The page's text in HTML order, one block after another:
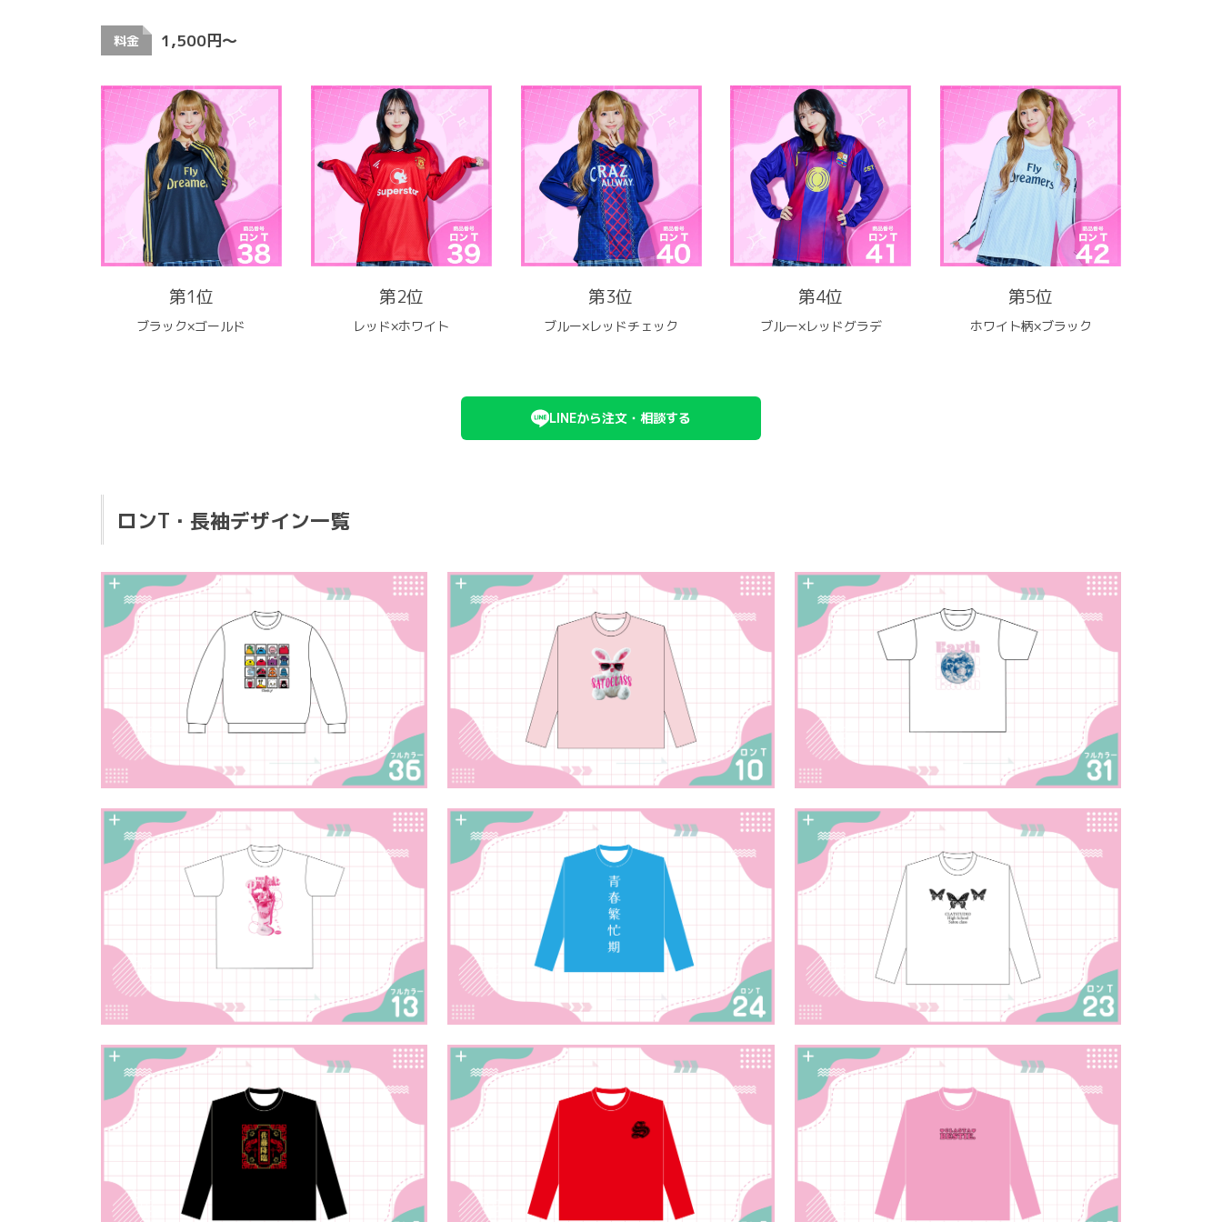
料金 1,500円〜
第1位
ブラック×ゴールド
第2位
レッド×ホワイト
第3位
ブルー×レッドチェック
第4位
ブルー×レッドグラデ
第5位
ホワイト柄×ブラック
LINEから注文・相談する
ロンT・長袖デザイン一覧